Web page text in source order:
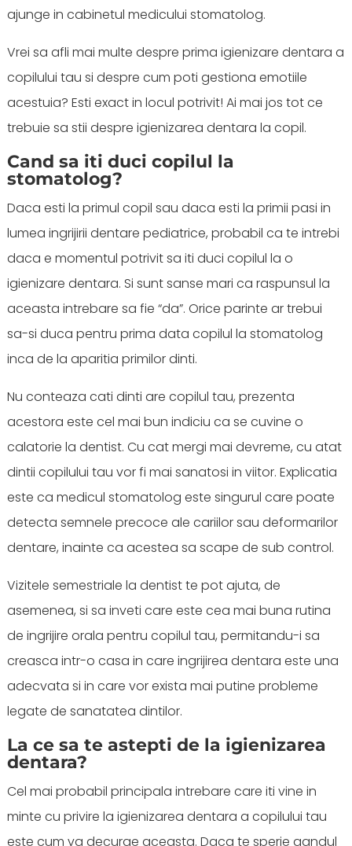
ajunge in cabinetul medicului stomatolog.
Vrei sa afli mai multe despre prima igienizare dentara a
copilului tau si despre cum poti gestiona emotiile
acestuia? Esti exact in locul potrivit! Ai mai jos tot ce
trebuie sa stii despre igienizarea dentara la copil.
Cand sa iti duci copilul la
stomatolog?
Daca esti la primul copil sau daca esti la primii pasi in
lumea ingrijirii dentare pediatrice, probabil ca te intrebi
daca e momentul potrivit sa iti duci copilul la o
igienizare dentara. Si sunt sanse mari ca raspunsul la
aceasta intrebare sa fie “da”. Orice parinte ar trebui
sa-si duca pentru prima data copilul la stomatolog
inca de la aparitia primilor dinti.
Nu conteaza cati dinti are copilul tau, prezenta
acestora este cel mai bun indiciu ca se cuvine o
calatorie la dentist. Cu cat mergi mai devreme, cu atat
dintii copilului tau vor fi mai sanatosi in viitor. Explicatia
este ca medicul stomatolog este singurul care poate
detecta semnele precoce ale cariilor sau deformarilor
dentare, inainte ca acestea sa scape de sub control.
Vizitele semestriale la dentist te pot ajuta, de
asemenea, si sa inveti care este cea mai buna rutina
de ingrijire orala pentru copilul tau, permitandu-i sa
creasca intr-o casa in care ingrijirea dentara este una
adecvata si in care vor exista mai putine probleme
legate de sanatatea dintilor.
La ce sa te astepti de la igienizarea
dentara?
Cel mai probabil principala intrebare care iti vine in
minte cu privire la igienizarea dentara a copilului tau
este cum va decurge aceasta. Daca te sperie gandul